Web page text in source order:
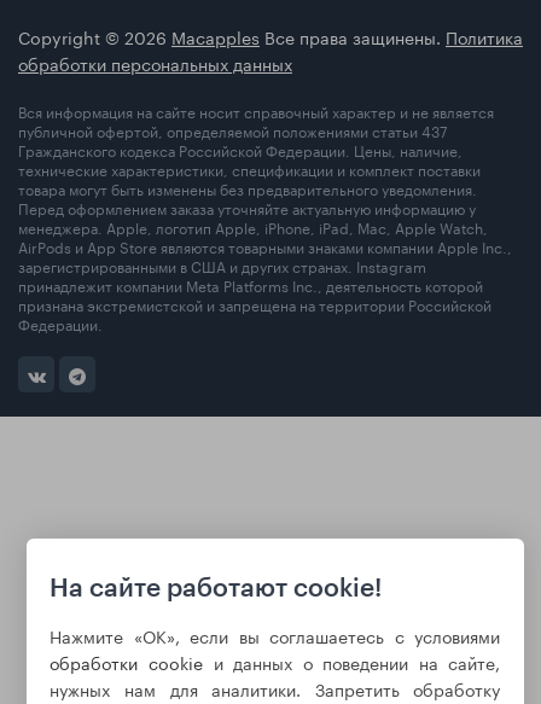
Copyright © 2026 Macapples Все права защинены. Политика
обработки персональных данных
Вся информация на сайте носит справочный характер и не является
публичной офертой, определяемой положениями статьи 437
Гражданского кодекса Российской Федерации. Цены, наличие,
технические характеристики, спецификации и комплект поставки
товара могут быть изменены без предварительного уведомления.
Перед оформлением заказа уточняйте актуальную информацию у
менеджера. Apple, логотип Apple, iPhone, iPad, Mac, Apple Watch,
AirPods и App Store являются товарными знаками компании Apple Inc.,
зарегистрированными в США и других странах. Instagram
принадлежит компании Meta Platforms Inc., деятельность которой
признана экстремистской и запрещена на территории Российской
Федерации.
На сайте работают cookie!
Нажмите «ОК», если вы соглашаетесь с условиями
обработки cookie и данных о поведении на сайте,
нужных нам для аналитики. Запретить обработку